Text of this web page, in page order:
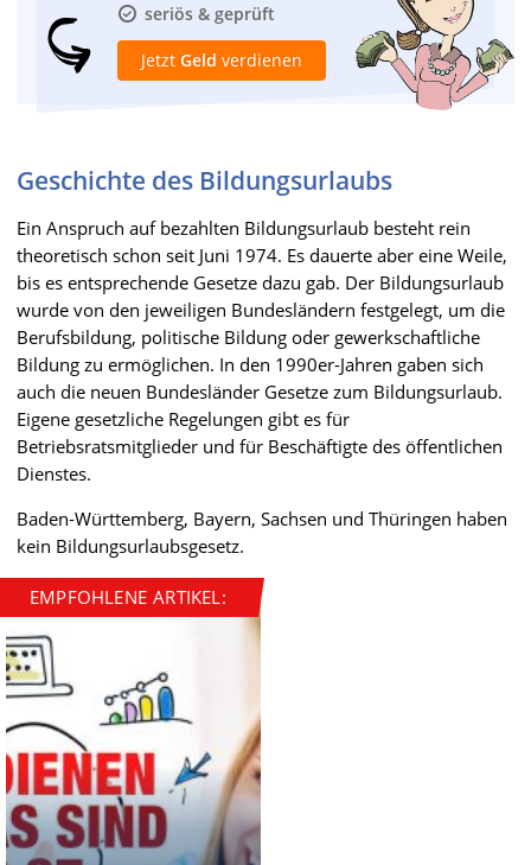
seriös & geprüft
Jetzt Geld verdienen
Geschichte des Bildungsurlaubs
Ein Anspruch auf bezahlten Bildungsurlaub besteht rein
theoretisch schon seit Juni 1974. Es dauerte aber eine Weile,
bis es entsprechende Gesetze dazu gab. Der Bildungsurlaub
wurde von den jeweiligen Bundesländern festgelegt, um die
Berufsbildung, politische Bildung oder gewerkschaftliche
Bildung zu ermöglichen. In den 1990er-Jahren gaben sich
auch die neuen Bundesländer Gesetze zum Bildungsurlaub.
Eigene gesetzliche Regelungen gibt es für
Betriebsratsmitglieder und für Beschäftigte des öffentlichen
Dienstes.
Baden-Württemberg, Bayern, Sachsen und Thüringen haben
kein Bildungsurlaubsgesetz.
EMPFOHLENE ARTIKEL: